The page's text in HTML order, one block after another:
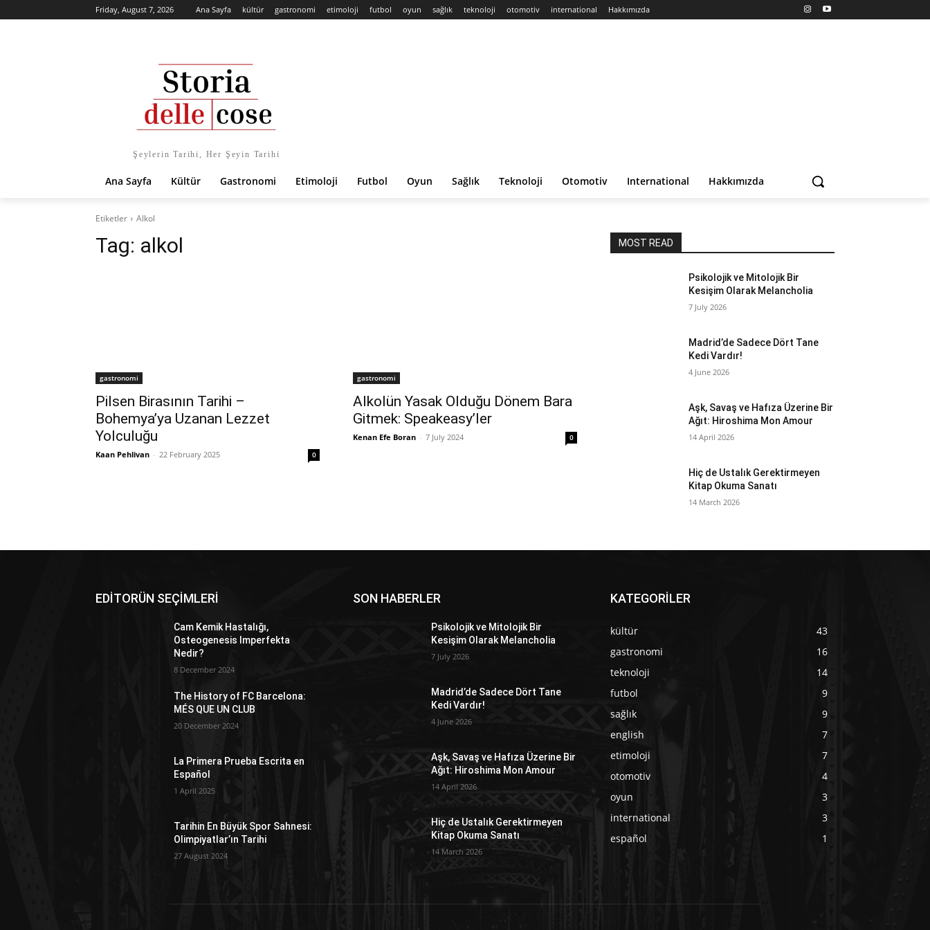
Friday, August 7, 2026 Ana Sayfa kültür gastronomi etimoloji futbol oyun sağlık teknoloji otomotiv international Hakkımızda
Şeylerin Tarihi, Her Şeyin Tarihi
Ana Sayfa Kültür Gastronomi Etimoloji Futbol Oyun Sağlık Teknoloji Otomotiv International Hakkımızda
Etiketler Alkol
Tag: alkol
gastronomi
Pilsen Birasının Tarihi –
Bohemya’ya Uzanan Lezzet
Yolculuğu
Kaan Pehlivan - 22 February 2025 0
gastronomi
Alkolün Yasak Olduğu Dönem Bara
Gitmek: Speakeasy’ler
Kenan Efe Boran - 7 July 2024 0
MOST READ
Psikolojik ve Mitolojik Bir
Kesişim Olarak Melancholia
7 July 2026
Madrid’de Sadece Dört Tane
Kedi Vardır!
4 June 2026
Aşk, Savaş ve Hafıza Üzerine Bir
Ağıt: Hiroshima Mon Amour
14 April 2026
Hiç de Ustalık Gerektirmeyen
Kitap Okuma Sanatı
14 March 2026
EDİTORÜN SEÇİMLERİ
Cam Kemik Hastalığı,
Osteogenesis Imperfekta
Nedir?
8 December 2024
The History of FC Barcelona:
MÉS QUE UN CLUB
20 December 2024
La Primera Prueba Escrita en
Español
1 April 2025
Tarihin En Büyük Spor Sahnesi:
Olimpiyatlar’ın Tarihi
27 August 2024
SON HABERLER
Psikolojik ve Mitolojik Bir
Kesişim Olarak Melancholia
7 July 2026
Madrid’de Sadece Dört Tane
Kedi Vardır!
4 June 2026
Aşk, Savaş ve Hafıza Üzerine Bir
Ağıt: Hiroshima Mon Amour
14 April 2026
Hiç de Ustalık Gerektirmeyen
Kitap Okuma Sanatı
14 March 2026
KATEGORİLER
kültür
43
gastronomi
16
teknoloji
14
futbol
9
sağlık
9
english
7
etimoloji
7
otomotiv
4
oyun
3
international
3
español
1